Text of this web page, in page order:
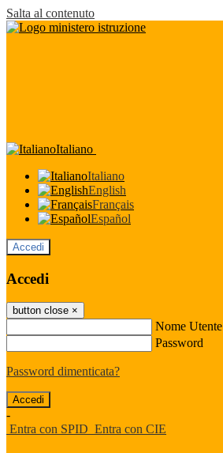
Salta al contenuto
Italiano
Italiano
English
Français
Español
Accedi
Accedi
button close ×
Nome Utente
Password
Password dimenticata?
-
Entra con SPID Entra con CIE